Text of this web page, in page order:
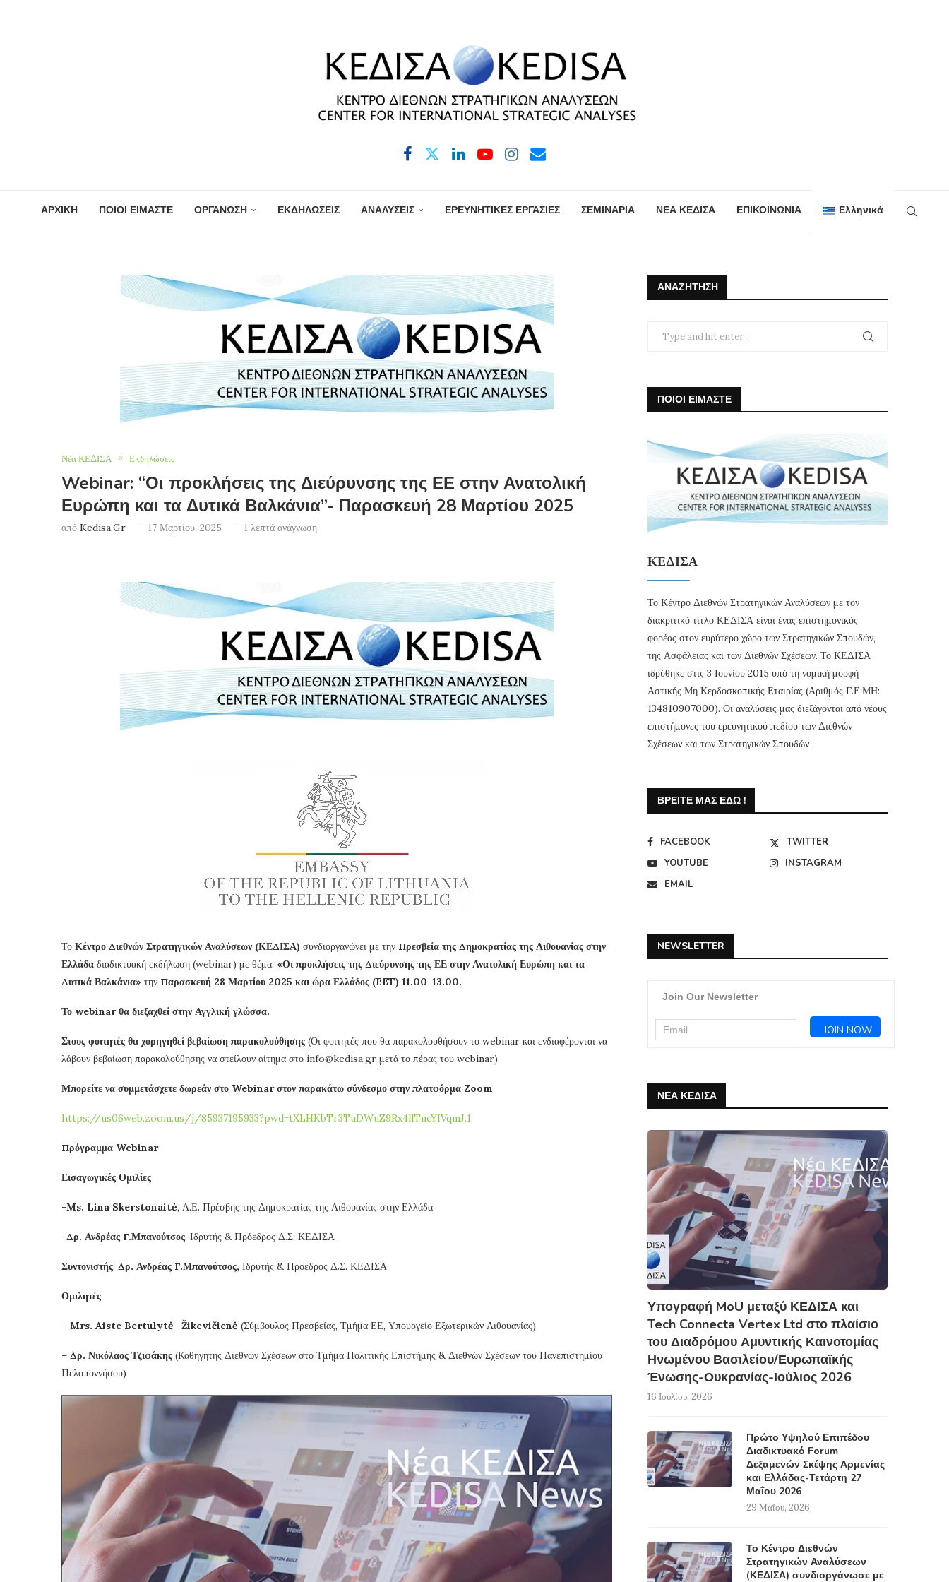
ΑΡΧΙΚΗ ΠΟΙΟΙ ΕΙΜΑΣΤΕ ΟΡΓΑΝΩΣΗ ΕΚΔΗΛΩΣΕΙΣ ΑΝΑΛΥΣΕΙΣ ΕΡΕΥΝΗΤΙΚΕΣ ΕΡΓΑΣΙΕΣ ΣΕΜΙΝΑΡΙΑ ΝΕΑ ΚΕΔΙΣΑ ΕΠΙΚΟΙΝΩΝΙΑ Ελληνικά
Νέα ΚΕΔΙΣΑ Εκδηλώσεις
Webinar: “Οι προκλήσεις της Διεύρυνσης της ΕΕ στην Ανατολική
Ευρώπη και τα Δυτικά Βαλκάνια”- Παρασκευή 28 Μαρτίου 2025
από Kedisa.gr 17 Μαρτίου, 2025 1 λεπτά ανάγνωση
Το Κέντρο Διεθνών Στρατηγικών Αναλύσεων (ΚΕΔΙΣΑ) συνδιοργανώνει με την Πρεσβεία της Δημοκρατίας της Λιθουανίας στην
Ελλάδα διαδικτυακή εκδήλωση (webinar) με θέμα: «Οι προκλήσεις της Διεύρυνσης της ΕΕ στην Ανατολική Ευρώπη και τα
Δυτικά Βαλκάνια» την Παρασκευή 28 Μαρτίου 2025 και ώρα Ελλάδος (EET) 11.00-13.00.
Το webinar θα διεξαχθεί στην Αγγλική γλώσσα.
Στους φοιτητές θα χορηγηθεί βεβαίωση παρακολούθησης (Οι φοιτητές που θα παρακολουθήσουν το webinar και ενδιαφέρονται να
λάβουν βεβαίωση παρακολούθησης να στείλουν αίτημα στο info@kedisa.gr μετά το πέρας του webinar)
Μπορείτε να συμμετάσχετε δωρεάν στο Webinar στον παρακάτω σύνδεσμο στην πλατφόρμα Zoom
https://us06web.zoom.us/j/85937195933?pwd=tXLHKbTr3TuDWuZ9Rx4llTncYIVqmJ.1
Πρόγραμμα Webinar
Εισαγωγικές Ομιλίες
-Ms. Lina Skerstonaitė, Α.Ε. Πρέσβης της Δημοκρατίας της Λιθουανίας στην Ελλάδα
-Δρ. Ανδρέας Γ.Μπανούτσος, Ιδρυτής & Πρόεδρος Δ.Σ. ΚΕΔΙΣΑ
Συντονιστής: Δρ. Ανδρέας Γ.Μπανούτσος, Ιδρυτής & Πρόεδρος Δ.Σ. ΚΕΔΙΣΑ
Ομιλητές
– Mrs. Aiste Bertulytė- Žikevičienė (Σύμβουλος Πρεσβείας, Τμήμα ΕΕ, Υπουργείο Εξωτερικών Λιθουανίας)
– Δρ. Νικόλαος Τζιφάκης (Καθηγητής Διεθνών Σχέσεων στο Τμήμα Πολιτικής Επιστήμης & Διεθνών Σχέσεων του Πανεπιστημίου
Πελοποννήσου)
ΑΝΑΖΉΤΗΣΗ
ΠΟΙΟΙ ΕΙΜΑΣΤΕ
ΚΕΔΙΣΑ
Το Κέντρο Διεθνών Στρατηγικών Αναλύσεων με τον
διακριτικό τίτλο ΚΕΔΙΣΑ είναι ένας επιστημονικός
φορέας στον ευρύτερο χώρο των Στρατηγικών Σπουδών,
της Ασφάλειας και των Διεθνών Σχέσεων. Το ΚΕΔΙΣΑ
ιδρύθηκε στις 3 Ιουνίου 2015 υπό τη νομική μορφή
Αστικής Μη Κερδοσκοπικής Εταιρίας (Αριθμός Γ.Ε.ΜΗ:
134810907000). Οι αναλύσεις μας διεξάγονται από νέους
επιστήμονες του ερευνητικού πεδίου των Διεθνών
Σχέσεων και των Στρατηγικών Σπουδών .
ΒΡΕΊΤΕ ΜΑΣ ΕΔΏ !
FACEBOOK
TWITTER
YOUTUBE
INSTAGRAM
EMAIL
NEWSLETTER
Join Our Newsletter
ΝΕΑ ΚΕΔΙΣΑ
Υπογραφή MoU μεταξύ ΚΕΔΙΣΑ και
Tech Connecta Vertex Ltd στο πλαίσιο
του Διαδρόμου Αμυντικής Καινοτομίας
Ηνωμένου Βασιλείου/Ευρωπαϊκής
Ένωσης-Ουκρανίας-Ιούλιος 2026
16 Ιουλίου, 2026
Πρώτο Υψηλού Επιπέδου
Διαδικτυακό Forum
Δεξαμενών Σκέψης Αρμενίας
και Ελλάδας-Τετάρτη 27
Μαΐου 2026
29 Μαΐου, 2026
Το Κέντρο Διεθνών
Στρατηγικών Αναλύσεων
(ΚΕΔΙΣΑ) συνδιοργάνωσε με